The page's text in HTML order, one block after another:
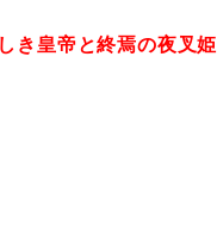
き皇帝と終焉の夜叉姫